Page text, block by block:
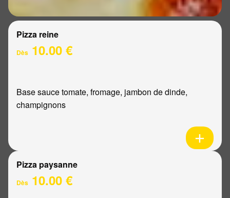
Pizza reine
Dès 10.00 €
Base sauce tomate, fromage, jambon de dinde,
champignons
Pizza paysanne
Dès 10.00 €